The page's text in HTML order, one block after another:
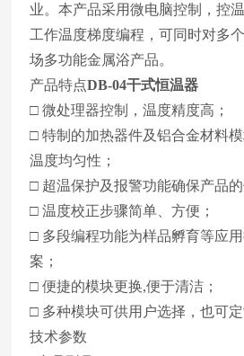
业。本产品采用微电脑控制，控
工作温度梯度编程，可同时对多
场多功能金属浴产品。
产品特点DB-04干式恒温器
□ 微处理器控制，温度精度高；
□ 特制的加热器件及铝合金材料
温度均匀性；
□ 超温保护及报警功能确保产品的
□ 温度校正步骤简单、方便；
□ 多段编程功能为样品孵育等应
案；
□ 便捷的模块更换,便于清洁；
□ 多种模块可供用户选择，也可定
技术参数